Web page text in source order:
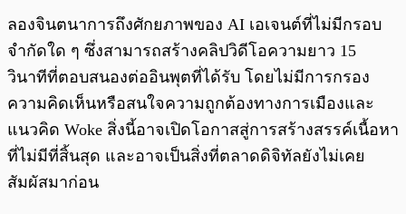
ลองจินตนาการถึงศักยภาพของ AI เอเจนต์ที่ไม่มีกรอบ
จำกัดใด ๆ ซึ่งสามารถสร้างคลิปวิดีโอความยาว 15
วินาทีที่ตอบสนองต่ออินพุตที่ได้รับ โดยไม่มีการกรอง
ความคิดเห็นหรือสนใจความถูกต้องทางการเมืองและ
แนวคิด Woke สิ่งนี้อาจเปิดโอกาสสู่การสร้างสรรค์เนื้อหา
ที่ไม่มีที่สิ้นสุด และอาจเป็นสิ่งที่ตลาดดิจิทัลยังไม่เคย
สัมผัสมาก่อน